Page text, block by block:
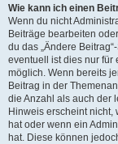
Wie kann ich einen
Wenn du nicht
Beiträge bearbeiten
du das „Ändere
eventuell ist dies nur für
möglich. Wenn bereits
Beitrag in der
die Anzahl als auch der
Hinweis erscheint
hat oder wenn ein
hat. Diese können